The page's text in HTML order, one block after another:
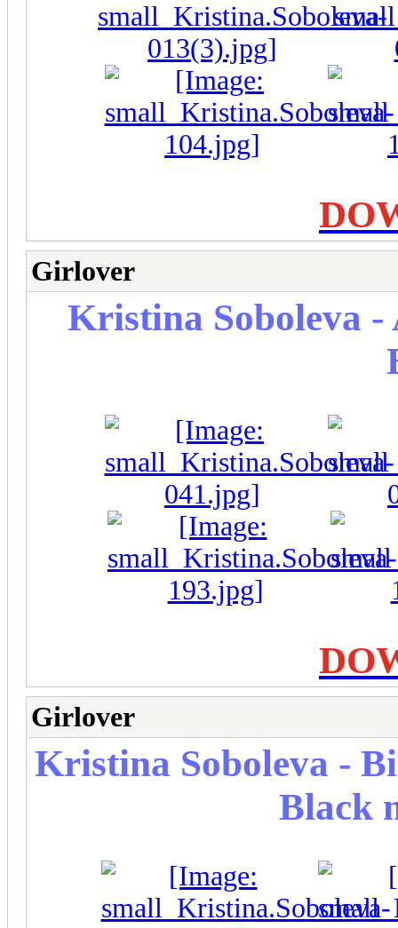
Girlover
Kristina Soboleva -
Girlover
Kristina Soboleva -
Black